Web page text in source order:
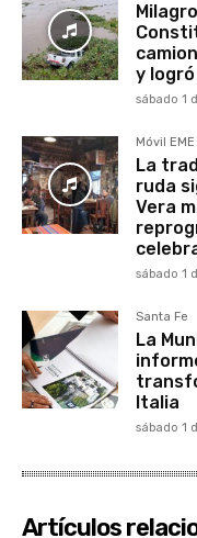
y
sábado 1
Móvil EME
La
ruda
Vera
sábado 1
Santa Fe
La
Italia
sábado 1
Artículos